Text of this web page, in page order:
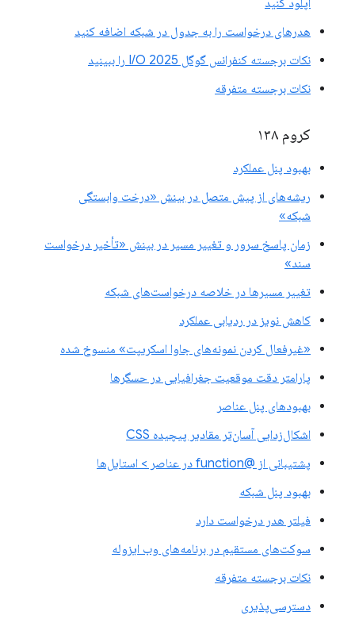
هدرهای درخواست را به جدول در شبکه اضافه کنید
نکات برجسته کنفرانس گوگل I/O 2025 را ببینید
نکات برجسته متفرقه
کروم ۱۳۸
بهبود پنل عملکرد
ریشه‌های از پیش متصل در بینش «درخت وابستگی
شبکه»
زمان پاسخ سرور و تغییر مسیر در بینش «تأخیر درخواست
سند»
تغییر مسیرها در خلاصه درخواست‌های شبکه
کاهش نویز در ردیابی عملکرد
«غیرفعال کردن نمونه‌های جاوا اسکریپت» منسوخ شده
پارامتر دقت موقعیت جغرافیایی در حسگرها
بهبودهای پنل عناصر
اشکال‌زدایی آسان‌تر مقادیر پیچیده CSS
پشتیبانی از @function در عناصر > استایل‌ها
بهبود پنل شبکه
فیلتر هدر درخواست دارد
سوکت‌های مستقیم در برنامه‌های وب ایزوله
نکات برجسته متفرقه
دسترسی‌پذیری